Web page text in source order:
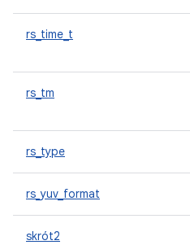
rs_time_t
rs_tm
rs_type
rs_yuv_format
skrót2